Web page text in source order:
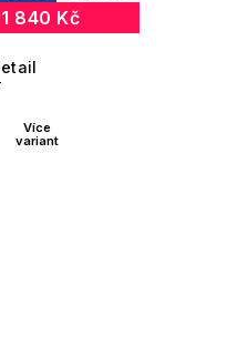
1 840 Kč
Více
variant